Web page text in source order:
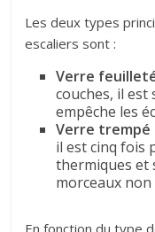
Les deux types
escaliers sont :
Verre
couches, il est
empêche les
Verre trempé
il est cinq fois
thermiques et
morceaux non